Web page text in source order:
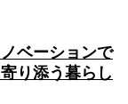
ベーションで
り添う暮らし